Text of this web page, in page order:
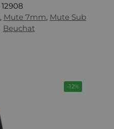
12908
, Mute 7mm, Mute Sub
Beuchat
-12%